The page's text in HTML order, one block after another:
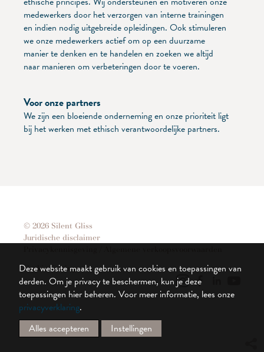
medewerkers door het verzorgen van interne trainingen
en indien nodig uitgebreide opleidingen. Ook stimuleren
we onze medewerkers actief om op een duurzame
manier te denken en te handelen en zoeken we altijd
naar manieren om verbeteringen door te voeren.
Voor onze partners
We zijn een bloeiende onderneming en onze prioriteit ligt
bij het werken met ethisch verantwoordelijke partners.
© 2026 Silent Gliss
Juridische disclaimer
Cookie Settings
Deze website maakt gebruik van cookies en toepassingen van
derden. Om je privacy te beschermen, kun je deze
toepassingen hier beheren. Voor meer informatie, lees onze
privacyverklaring.
Alles accepteren
Instellingen